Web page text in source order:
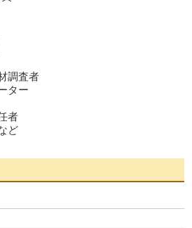
調査者
ター
者
ど